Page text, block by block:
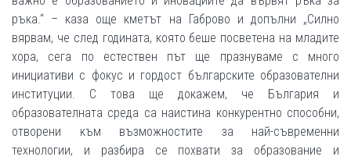
ръка.“ – каза още кметът на Габрово и допълни „Силно
вярвам, че след годината, която беше посветена на младите
хора, сега по естествен път ще празнуваме с много
инициативи с фокус и гордост българските образователни
институции. С това ще докажем, че България и
образователната среда са наистина конкурентно способни,
отворени към възможностите за най-съвременни
технологии, и разбира се похвати за образование и